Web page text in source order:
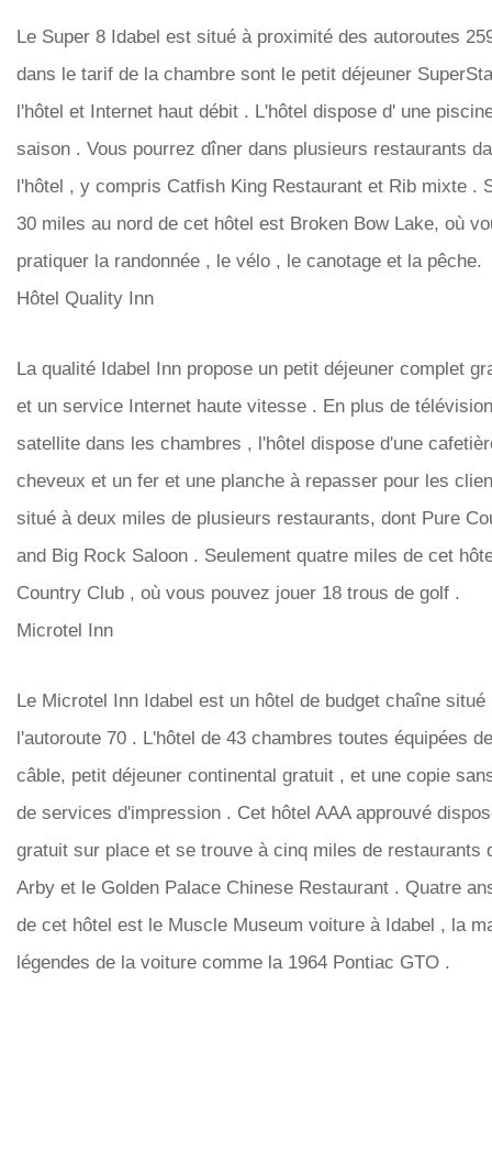
Le Super 8 Idabel est situé à proximité des autoroutes
dans le tarif de la chambre sont le petit déjeuner
l'hôtel et Internet haut débit . L'hôtel dispose d' une
saison . Vous pourrez dîner dans plusieurs restaurants
l'hôtel , y compris Catfish King Restaurant et Rib mixte .
30 miles au nord de cet hôtel est Broken Bow Lake, où
pratiquer la randonnée , le vélo , le canotage et la pêche.
Hôtel Quality Inn
La qualité Idabel Inn propose un petit déjeuner complet
et un service Internet haute vitesse . En plus de
satellite dans les chambres , l'hôtel dispose d'une
cheveux et un fer et une planche à repasser pour les
situé à deux miles de plusieurs restaurants, dont Pure
and Big Rock Saloon . Seulement quatre miles de cet
Country Club , où vous pouvez jouer 18 trous de golf .
Microtel Inn
Le Microtel Inn Idabel est un hôtel de budget chaîne situé
l'autoroute 70 . L'hôtel de 43 chambres toutes équipées
câble, petit déjeuner continental gratuit , et une copie
de services d'impression . Cet hôtel AAA approuvé
gratuit sur place et se trouve à cinq miles de restaurants
Arby et le Golden Palace Chinese Restaurant . Quatre
de cet hôtel est le Muscle Museum voiture à Idabel , la
légendes de la voiture comme la 1964 Pontiac GTO .